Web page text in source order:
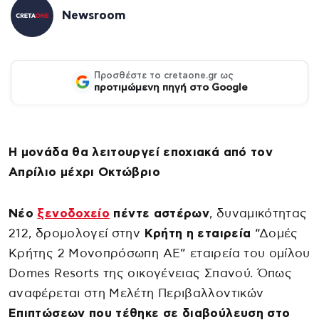
Newsroom
Προσθέστε το cretaone.gr ως
προτιμώμενη πηγή στο Google
Η μονάδα θα λειτουργεί εποχιακά από τον
Απρίλιο μέχρι Οκτώβριο
Νέο ξενοδοχείο πέντε αστέρων, δυναμικότητας
212, δρομολογεί στην Κρήτη η εταιρεία “Δομές
Κρήτης 2 Μονοπρόσωπη ΑΕ” εταιρεία του ομίλου
Domes Resorts της οικογένειας Σπανού. Όπως
αναφέρεται στη Μελέτη Περιβαλλοντικών
Επιπτώσεων που τέθηκε σε διαβούλευση στο